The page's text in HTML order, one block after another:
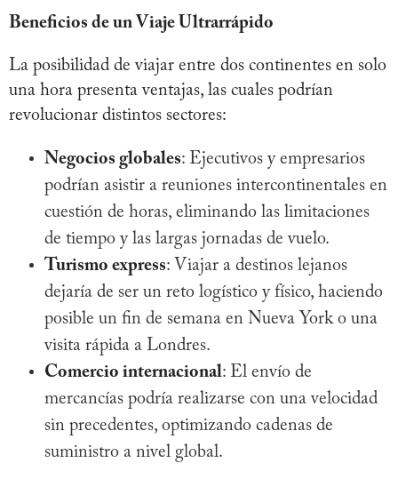
Beneficios de un Viaje Ultrarrápido
La posibilidad de viajar entre dos continentes en solo
una hora presenta ventajas, las cuales podrían
revolucionar distintos sectores:
Negocios globales: Ejecutivos y empresarios
podrían asistir a reuniones intercontinentales en
cuestión de horas, eliminando las limitaciones
de tiempo y las largas jornadas de vuelo.
Turismo express: Viajar a destinos lejanos
dejaría de ser un reto logístico y físico, haciendo
posible un fin de semana en Nueva York o una
visita rápida a Londres.
Comercio internacional: El envío de
mercancías podría realizarse con una velocidad
sin precedentes, optimizando cadenas de
suministro a nivel global.